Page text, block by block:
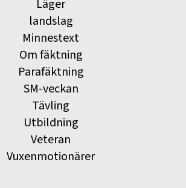
Läger
landslag
Minnestext
Om fäktning
Parafäktning
SM-veckan
Tävling
Utbildning
Veteran
Vuxenmotionärer